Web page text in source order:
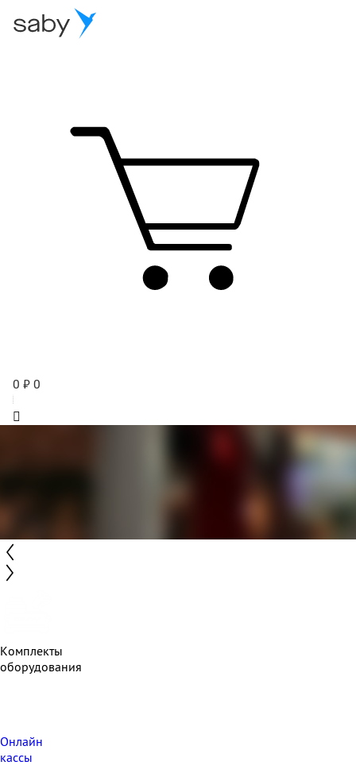
0 ₽ 0
Комплекты
оборудования
Онлайн
кассы